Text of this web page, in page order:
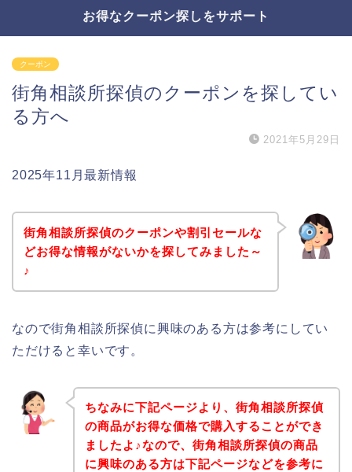
お得なクーポン探しをサポート
クーポン
街角相談所探偵のクーポンを探してい
る方へ
2021年5月29日
2025年11月最新情報
街角相談所探偵のクーポンや割引セールな
どお得な情報がないかを探してみました～
♪
なので街角相談所探偵に興味のある方は参考にしてい
ただけると幸いです。
ちなみに下記ページより、街角相談所探偵
の商品がお得な価格で購入することができ
ましたよ♪なので、街角相談所探偵の商品
に興味のある方は下記ページなどを参考に